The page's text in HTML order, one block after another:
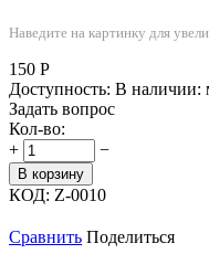
Наведите на картинку для
150 Р
Доступность: В наличии:
Задать вопрос
Кол-во:
+
−
В корзину
КОД: Z-0010
Сравнить Поделиться